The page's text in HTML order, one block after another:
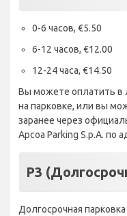
0-6 часов, €5.50
6-12 часов, €12.00
12-24 часа, €14.50
Вы можете оплатить в
на парковке, или вы
заранее через
Apcoa Parking S.p.A. по
P3
Долгосрочная